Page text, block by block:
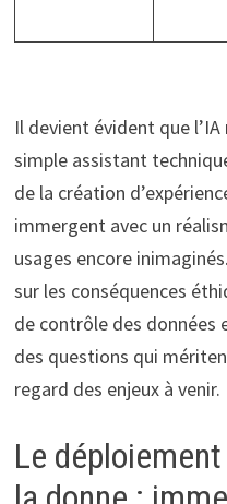
Il devient évident que
simple assistant
de la création
immergent avec un
usages encore
sur les conséquences
de contrôle des données
des questions qui
regard des enjeux à venir.
Le